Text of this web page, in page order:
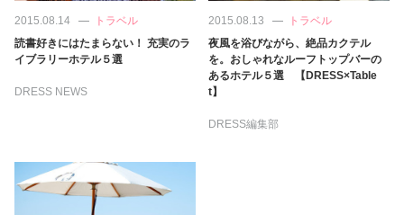
2015.08.14
トラベル
読書好きにはたまらない！ 充実のラ
イブラリーホテル５選
DRESS NEWS
2015.08.13
トラベル
夜風を浴びながら、絶品カクテル
を。おしゃれなルーフトップバーの
あるホテル５選 【DRESS×Table
t】
DRESS編集部